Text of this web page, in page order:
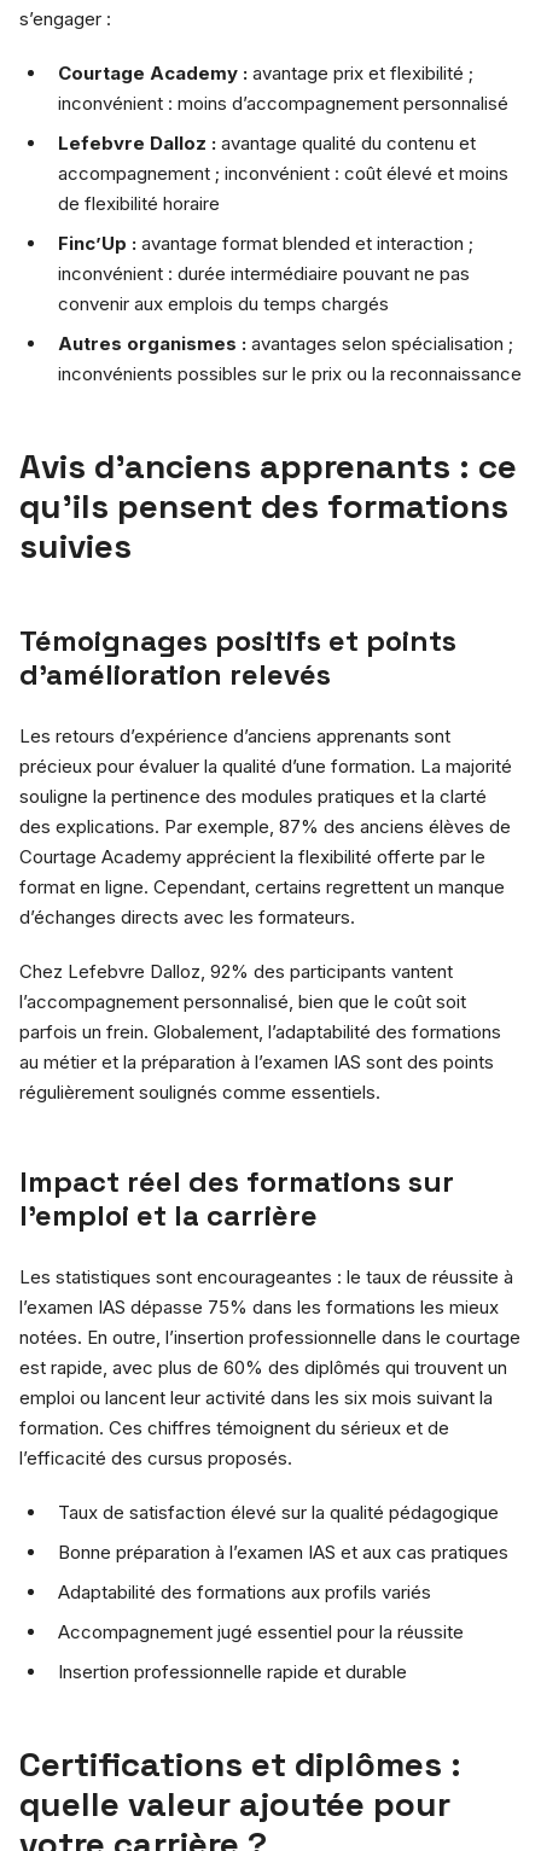
s’engager :
Courtage Academy : avantage prix et flexibilité ;
inconvénient : moins d’accompagnement personnalisé
Lefebvre Dalloz : avantage qualité du contenu et
accompagnement ; inconvénient : coût élevé et moins
de flexibilité horaire
Finc’Up : avantage format blended et interaction ;
inconvénient : durée intermédiaire pouvant ne pas
convenir aux emplois du temps chargés
Autres organismes : avantages selon spécialisation ;
inconvénients possibles sur le prix ou la reconnaissance
Avis d’anciens apprenants : ce
qu’ils pensent des formations
suivies
Témoignages positifs et points
d’amélioration relevés
Les retours d’expérience d’anciens apprenants sont
précieux pour évaluer la qualité d’une formation. La majorité
souligne la pertinence des modules pratiques et la clarté
des explications. Par exemple, 87% des anciens élèves de
Courtage Academy apprécient la flexibilité offerte par le
format en ligne. Cependant, certains regrettent un manque
d’échanges directs avec les formateurs.
Chez Lefebvre Dalloz, 92% des participants vantent
l’accompagnement personnalisé, bien que le coût soit
parfois un frein. Globalement, l’adaptabilité des formations
au métier et la préparation à l’examen IAS sont des points
régulièrement soulignés comme essentiels.
Impact réel des formations sur
l’emploi et la carrière
Les statistiques sont encourageantes : le taux de réussite à
l’examen IAS dépasse 75% dans les formations les mieux
notées. En outre, l’insertion professionnelle dans le courtage
est rapide, avec plus de 60% des diplômés qui trouvent un
emploi ou lancent leur activité dans les six mois suivant la
formation. Ces chiffres témoignent du sérieux et de
l’efficacité des cursus proposés.
Taux de satisfaction élevé sur la qualité pédagogique
Bonne préparation à l’examen IAS et aux cas pratiques
Adaptabilité des formations aux profils variés
Accompagnement jugé essentiel pour la réussite
Insertion professionnelle rapide et durable
Certifications et diplômes :
quelle valeur ajoutée pour